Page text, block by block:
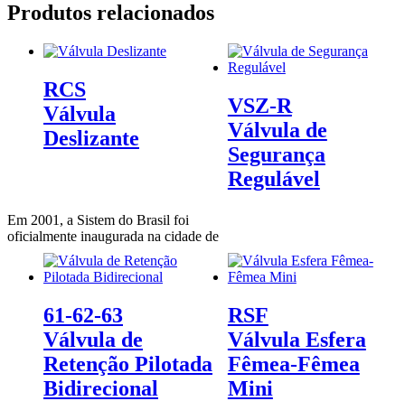
Produtos relacionados
RCS
Válvula
Deslizante
VSZ-R
Válvula de
Segurança
Regulável
61-62-63
Válvula de
Retenção Pilotada
Bidirecional
RSF
Válvula Esfera
Fêmea-Fêmea
Mini
Em 2001, a Sistem do Brasil foi
oficialmente inaugurada na cidade de